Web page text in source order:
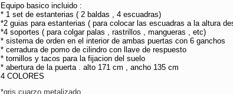
Equipo basico incluido :
* 1 set de estanterias ( 2 baldas , 4 escuadras)
*2 guias para estanterias ( para colocar las escuadras a la altura
*4 soportes ( para colgar palas , rastrillos , mangueras , etc)
* sistema de orden en el interior de ambas puertas con 6 ganchos
* cerradura de pomo de cilindro con llave de respuesto
* tornillos y tacos para la fijacion del suelo
* abertura de la puerta . alto 171 cm , ancho 135 cm
4 COLORES
*gris cuarzo metalizado